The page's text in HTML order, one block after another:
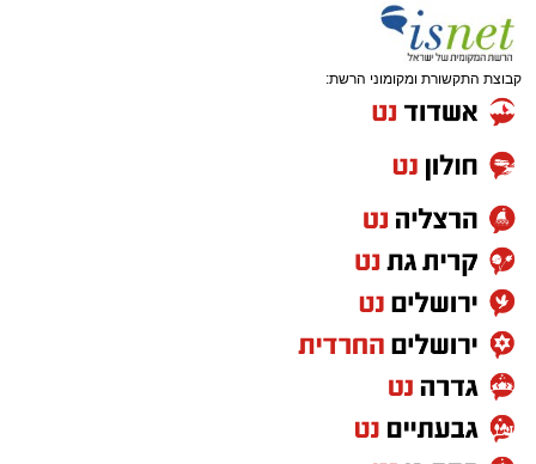
קבוצת התקשורת ומקומוני הרשת: